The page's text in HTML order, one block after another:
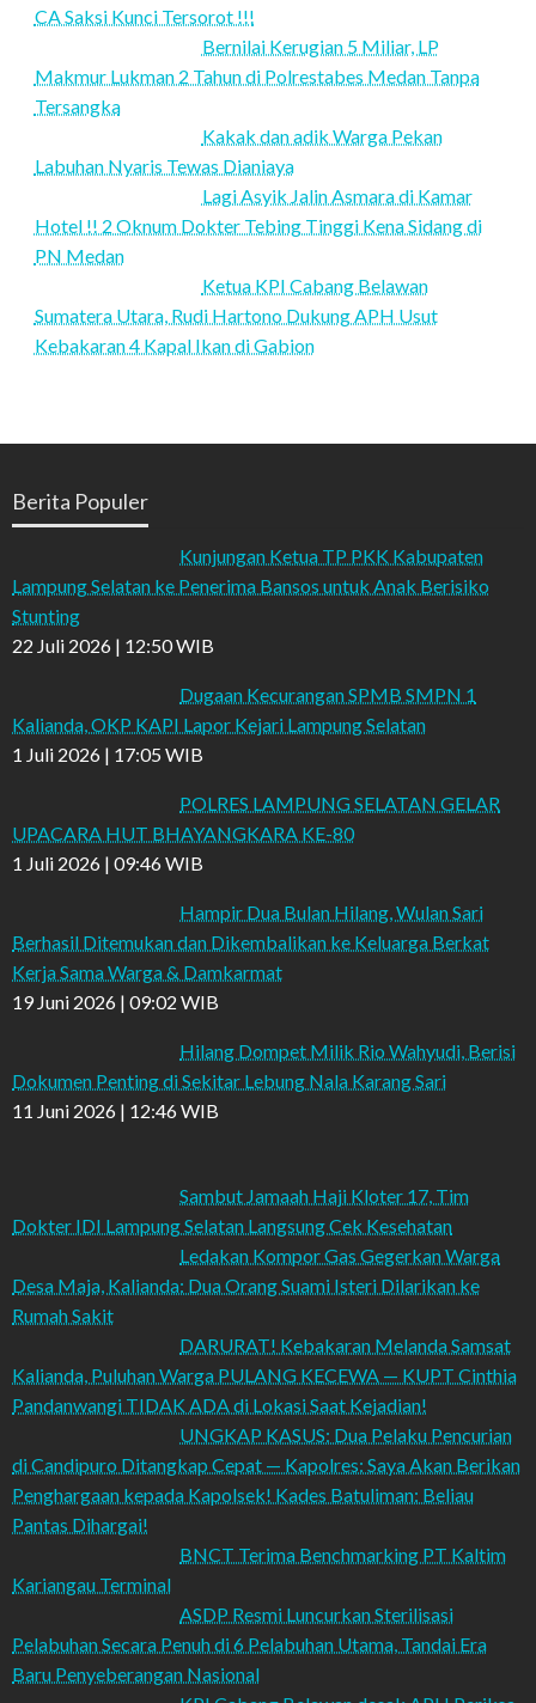
CA Saksi Kunci Tersorot !!!
Bernilai Kerugian 5 Miliar, LP
Makmur Lukman 2 Tahun di Polrestabes Medan Tanpa
Tersangka
Kakak dan adik Warga Pekan
Labuhan Nyaris Tewas Dianiaya
Lagi Asyik Jalin Asmara di Kamar
Hotel !! 2 Oknum Dokter Tebing Tinggi Kena Sidang di
PN Medan
Ketua KPI Cabang Belawan
Sumatera Utara, Rudi Hartono Dukung APH Usut
Kebakaran 4 Kapal Ikan di Gabion
Berita Populer
Kunjungan Ketua TP PKK Kabupaten
Lampung Selatan ke Penerima Bansos untuk Anak Berisiko
Stunting
22 Juli 2026 | 12:50 WIB
Dugaan Kecurangan SPMB SMPN 1
Kalianda, OKP KAPI Lapor Kejari Lampung Selatan
1 Juli 2026 | 17:05 WIB
POLRES LAMPUNG SELATAN GELAR
UPACARA HUT BHAYANGKARA KE-80
1 Juli 2026 | 09:46 WIB
Hampir Dua Bulan Hilang, Wulan Sari
Berhasil Ditemukan dan Dikembalikan ke Keluarga Berkat
Kerja Sama Warga & Damkarmat
19 Juni 2026 | 09:02 WIB
Hilang Dompet Milik Rio Wahyudi, Berisi
Dokumen Penting di Sekitar Lebung Nala Karang Sari
11 Juni 2026 | 12:46 WIB
Sambut Jamaah Haji Kloter 17, Tim
Dokter IDI Lampung Selatan Langsung Cek Kesehatan
Ledakan Kompor Gas Gegerkan Warga
Desa Maja, Kalianda: Dua Orang Suami Isteri Dilarikan ke
Rumah Sakit
DARURAT! Kebakaran Melanda Samsat
Kalianda, Puluhan Warga PULANG KECEWA — KUPT Cinthia
Pandanwangi TIDAK ADA di Lokasi Saat Kejadian!
UNGKAP KASUS: Dua Pelaku Pencurian
di Candipuro Ditangkap Cepat — Kapolres: Saya Akan Berikan
Penghargaan kepada Kapolsek! Kades Batuliman: Beliau
Pantas Dihargai!
BNCT Terima Benchmarking PT Kaltim
Kariangau Terminal
ASDP Resmi Luncurkan Sterilisasi
Pelabuhan Secara Penuh di 6 Pelabuhan Utama, Tandai Era
Baru Penyeberangan Nasional